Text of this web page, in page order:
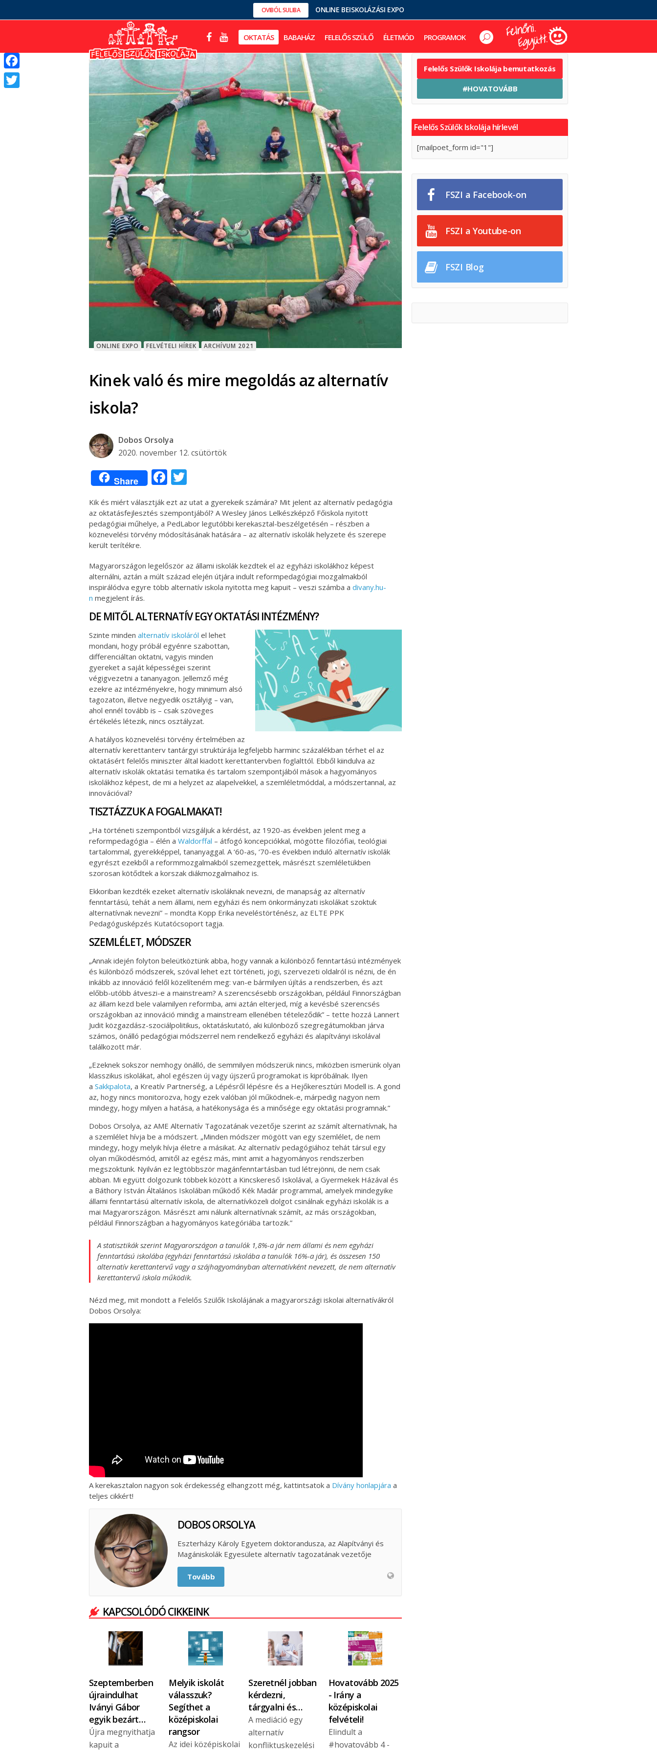
OVIBÓL SULIBA ONLINE BEISKOLÁZÁSI EXPO
OKTATÁS BABAHÁZ FELELŐS SZÜLŐ ÉLETMÓD PROGRAMOK
ONLINE EXPO FELVÉTELI HÍREK ARCHÍVUM 2021
Kinek való és mire megoldás az alternatív
iskola?
Dobos Orsolya
2020. november 12. csütörtök
Share Facebook
Kik és miért választják ezt az utat a gyerekeik számára? Mit jelent az alternatív pedagógia
az oktatásfejlesztés szempontjából? A Wesley János Lelkészképző Főiskola nyitott
pedagógiai műhelye, a PedLabor legutóbbi kerekasztal-beszélgetésén – részben a
köznevelési törvény módosításának hatására – az alternatív iskolák helyzete és szerepe
került terítékre.
Magyarországon legelőször az állami iskolák kezdtek el az egyházi iskolákhoz képest
alternálni, aztán a múlt század elején útjára indult reformpedagógiai mozgalmakból
inspirálódva egyre több alternatív iskola nyitotta meg kapuit – veszi számba a divany.hu-
n megjelent írás.
DE MITŐL ALTERNATÍV EGY OKTATÁSI INTÉZMÉNY?
Szinte minden alternatív iskoláról el lehet
mondani, hogy próbál egyénre szabottan,
differenciáltan oktatni, vagyis minden
gyereket a saját képességei szerint
végigvezetni a tananyagon. Jellemző még
ezekre az intézményekre, hogy minimum alsó
tagozaton, illetve negyedik osztályig – van,
ahol ennél tovább is – csak szöveges
értékelés létezik, nincs osztályzat.
A hatályos köznevelési törvény értelmében az
alternatív kerettanterv tantárgyi struktúrája legfeljebb harminc százalékban térhet el az
oktatásért felelős miniszter által kiadott kerettantervben foglalttól. Ebből kiindulva az
alternatív iskolák oktatási tematika és tartalom szempontjából mások a hagyományos
iskolákhoz képest, de mi a helyzet az alapelvekkel, a szemléletmóddal, a módszertannal, az
innovációval?
TISZTÁZZUK A FOGALMAKAT!
„Ha történeti szempontból vizsgáljuk a kérdést, az 1920-as években jelent meg a
reformpedagógia – élén a Waldorffal – átfogó koncepciókkal, mögötte filozófiai, teológiai
tartalommal, gyerekképpel, tananyaggal. A ‘60-as, ‘70-es években induló alternatív iskolák
egyrészt ezekből a reformmozgalmakból szemezgettek, másrészt szemléletükben
szorosan kötődtek a korszak diákmozgalmaihoz is.
Ekkoriban kezdték ezeket alternatív iskoláknak nevezni, de manapság az alternatív
fenntartású, tehát a nem állami, nem egyházi és nem önkormányzati iskolákat szoktuk
alternatívnak nevezni” – mondta Kopp Erika neveléstörténész, az ELTE PPK
Pedagógusképzés Kutatócsoport tagja.
SZEMLÉLET, MÓDSZER
„Annak idején folyton beleütköztünk abba, hogy vannak a különböző fenntartású intézmények
és különböző módszerek, szóval lehet ezt történeti, jogi, szervezeti oldalról is nézni, de én
inkább az innováció felől közelíteném meg: van-e bármilyen újítás a rendszerben, és azt
előbb-utóbb átveszi-e a mainstream? A szerencsésebb országokban, például Finnországban
az állam kezd bele valamilyen reformba, ami aztán elterjed, míg a kevésbé szerencsés
országokban az innováció mindig a mainstream ellenében tételeződik” – tette hozzá Lannert
Judit közgazdász-szociálpolitikus, oktatáskutató, aki különböző szegregátumokban járva
számos, önálló pedagógiai módszerrel nem rendelkező egyházi és alapítványi iskolával
találkozott már.
„Ezeknek sokszor nemhogy önálló, de semmilyen módszerük nincs, miközben ismerünk olyan
klasszikus iskolákat, ahol egészen új vagy újszerű programokat is kipróbálnak. Ilyen
a Sakkpalota, a Kreatív Partnerség, a Lépésről lépésre és a Hejőkeresztúri Modell is. A gond
az, hogy nincs monitorozva, hogy ezek valóban jól működnek-e, márpedig nagyon nem
mindegy, hogy milyen a hatása, a hatékonysága és a minősége egy oktatási programnak.”
Dobos Orsolya, az AME Alternatív Tagozatának vezetője szerint az számít alternatívnak, ha
a szemlélet hívja be a módszert. „Minden módszer mögött van egy szemlélet, de nem
mindegy, hogy melyik hívja életre a másikat. Az alternatív pedagógiához tehát társul egy
olyan működésmód, amitől az egész más, mint amit a hagyományos rendszerben
megszoktunk. Nyilván ez legtöbbször magánfenntartásban tud létrejönni, de nem csak
abban. Mi együtt dolgozunk többek között a Kincskereső Iskolával, a Gyermekek Házával és
a Báthory István Általános Iskolában működő Kék Madár programmal, amelyek mindegyike
állami fenntartású alternatív iskola, de alternatívközeli dolgot csinálnak egyházi iskolák is a
mai Magyarországon. Másrészt ami nálunk alternatívnak számít, az más országokban,
például Finnországban a hagyományos kategóriába tartozik.”
A statisztikák szerint Magyarországon a tanulók 1,8%-a jár nem állami és nem egyházi
fenntartású iskolába (egyházi fenntartású iskolába a tanulók 16%-a jár), és összesen 150
alternatív kerettantervű vagy a szájhagyományban alternatívként nevezett, de nem alternatív
kerettantervű iskola működik.
Nézd meg, mit mondott a Felelős Szülők Iskolájának a magyarországi iskolai alternatívákról
Dobos Orsolya:
A kerekasztalon nagyon sok érdekesség elhangzott még, kattintsatok a Dívány honlapjára a
teljes cikkért!
DOBOS ORSOLYA
Eszterházy Károly Egyetem doktorandusza, az Alapítványi és
Magániskolák Egyesülete alternatív tagozatának vezetője
Tovább
KAPCSOLÓDÓ CIKKEINK
Szeptemberben
újraindulhat
Iványi Gábor
egyik bezárt…
Újra megnyithatja
kapuit a
Melyik iskolát
válasszuk?
Segíthet a
középiskolai
rangsor
Az idei középiskolai
Szeretnél jobban
kérdezni,
tárgyalni és…
A mediáció egy
alternatív
konfliktuskezelési
Hovatovább 2025
- Irány a
középiskolai
felvételi!
Elindult a
#hovatovább 4 -
Felelős Szülők Iskolája bemutatkozás
#HOVATOVÁBB
Felelős Szülők Iskolája hírlevél
[mailpoet_form id="1"]
FSZI a Facebook-on
FSZI a Youtube-on
FSZI Blog
Facebook